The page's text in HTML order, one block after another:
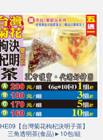
HE09【台灣菊花枸杞決明子茶】
三角透明茶(食品)►10包/組